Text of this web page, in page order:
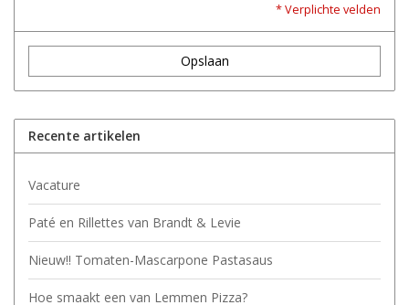
* Verplichte velden
Opslaan
Recente artikelen
Vacature
Paté en Rillettes van Brandt & Levie
Nieuw!! Tomaten-Mascarpone Pastasaus
Hoe smaakt een van Lemmen Pizza?